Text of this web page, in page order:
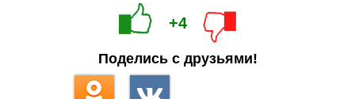
+4
Поделись с друзьями!